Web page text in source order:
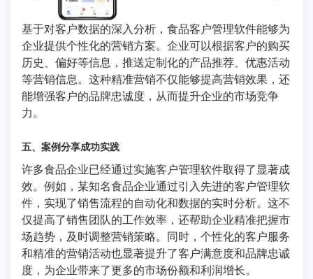
基于对客户数据的深入分析，食品客户管理软件能够为
企业提供个性化的营销方案。企业可以根据客户的购买
历史、偏好等信息，推送定制化的产品推荐、优惠活动
等营销信息。这种精准营销不仅能够提高营销效果，还
能增强客户的品牌忠诚度，从而提升企业的市场竞争
力。
五、案例分享成功实践
许多食品企业已经通过实施客户管理软件取得了显著成
效。例如，某知名食品企业通过引入先进的客户管理软
件，实现了销售流程的自动化和数据的实时分析。这不
仅提高了销售团队的工作效率，还帮助企业精准把握市
场趋势，及时调整营销策略。同时，个性化的客户服务
和精准的营销活动也显著提升了客户满意度和品牌忠诚
度，为企业带来了更多的市场份额和利润增长。